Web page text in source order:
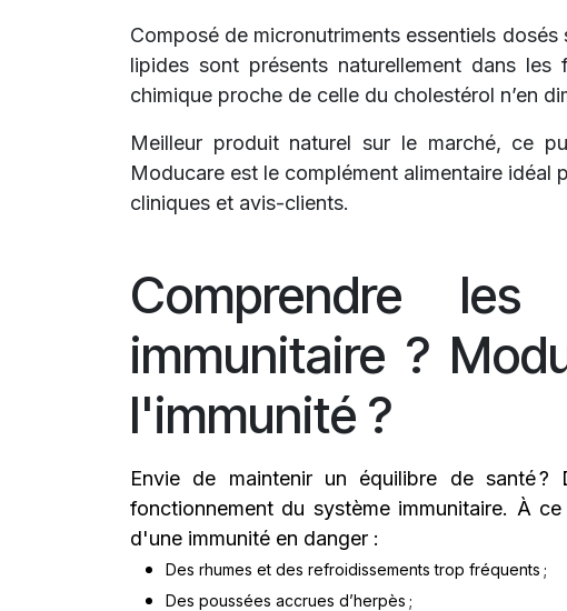
Composé de micronutriments essentiels
lipides sont présents naturellement dans
chimique proche de celle du cholestérol n’en
Meilleur produit naturel sur le marché, ce
Moducare est le complément alimentaire idéal
cliniques et avis-clients.
Comprendre
immunitaire ?
l'immunité ?
Envie de maintenir un équilibre de santé
fonctionnement du système immunitaire. À
d'une immunité en danger :
Des rhumes et des refroidissements trop fréquents ;
Des poussées accrues d’herpès ;